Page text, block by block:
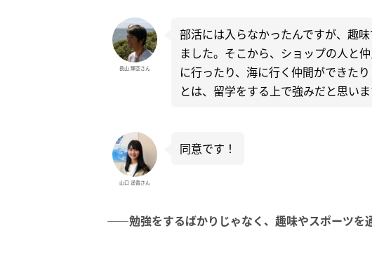
長山 輝空さん
部活には入らなかったんですが、趣
ました。そこから、ショップの人と
に行ったり、海に行く仲間ができた
とは、留学をする上で強みだと思い
山口 遥香さん
同意です！
――勉強をするばかりじゃなく、趣味やスポーツを